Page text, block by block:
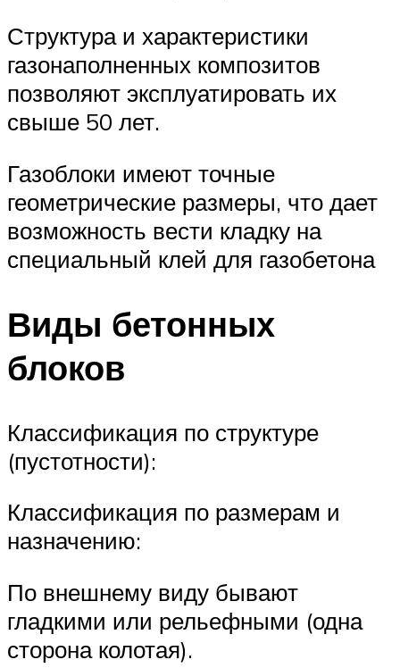
Структура и характеристики
газонаполненных композитов
позволяют эксплуатировать их
свыше 50 лет.
Газоблоки имеют точные
геометрические размеры, что дает
возможность вести кладку на
специальный клей для газобетона
Виды бетонных
блоков
Классификация по структуре
(пустотности):
Классификация по размерам и
назначению:
По внешнему виду бывают
гладкими или рельефными (одна
сторона колотая).